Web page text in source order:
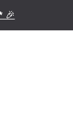
10x
par pièces